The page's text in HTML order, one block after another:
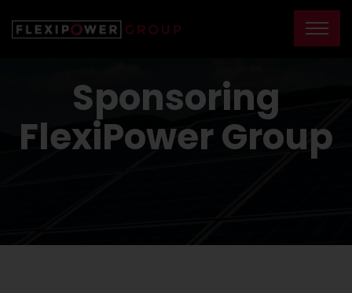
Sponsoring
FlexiPower Group